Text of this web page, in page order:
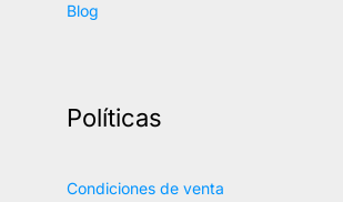
Blog
Políticas
Condiciones de venta